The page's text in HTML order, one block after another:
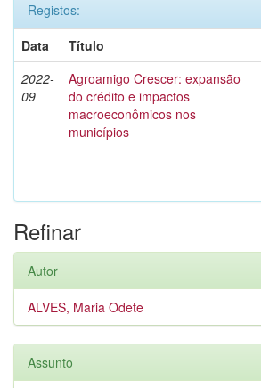
Registos:
Data
Título
2022-
09
Agroamigo Crescer: expansão
do crédito e impactos
macroeconômicos nos
municípios
Refinar
Autor
ALVES, Maria Odete
Assunto